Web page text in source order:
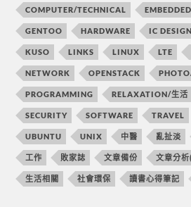
COMPUTER/TECHNICAL EMBEDDED
GENTOO HARDWARE IC DESIGN
KUSO LINKS LINUX LTE
NETWORK OPENSTACK
PROGRAMMING RELAXATION/生活
SECURITY SOFTWARE TRAVEL
UBUNTU UNIX 中醫 亂扯淡
工作 敗家誌 文章備份 文章分
生活相關 社會環保 讀書心得筆記